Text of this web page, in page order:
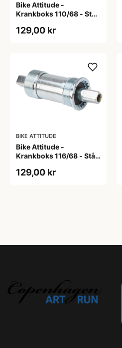
Bike Attitude -
Krankboks 110/68 - Stål
129,00 kr
BIKE ATTITUDE
Bike Attitude -
Krankboks 116/68 - Stål
129,00 kr